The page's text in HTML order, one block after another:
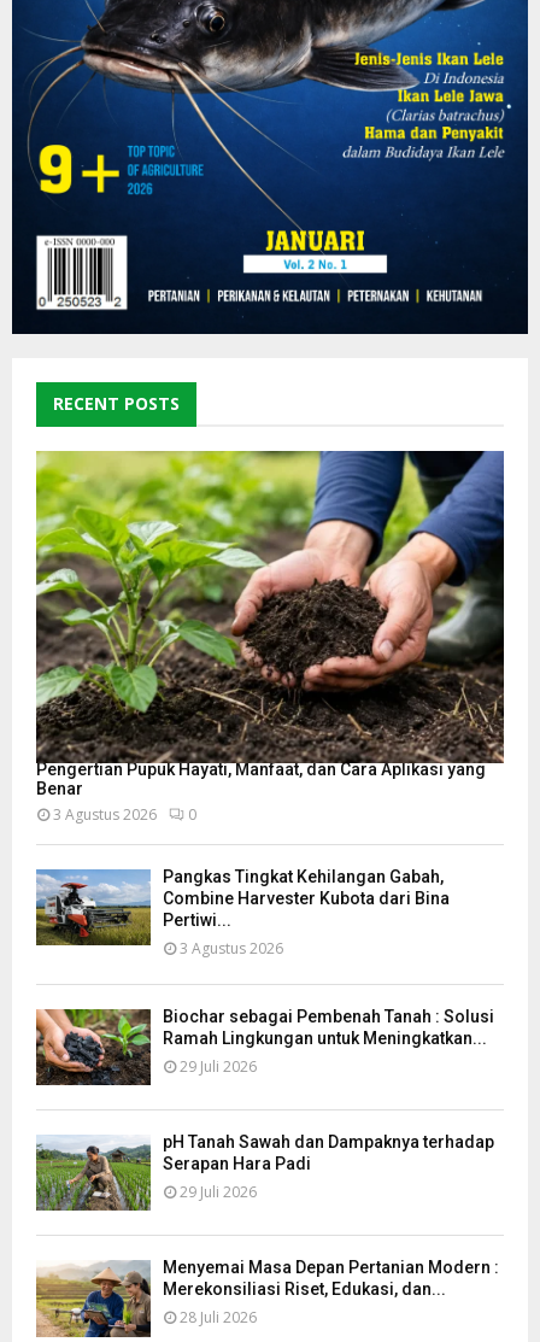
RECENT POSTS
Pengertian Pupuk Hayati, Manfaat, dan Cara Aplikasi yang
Benar
3 Agustus 2026 0
Pangkas Tingkat Kehilangan Gabah,
Combine Harvester Kubota dari Bina
Pertiwi...
3 Agustus 2026
Biochar sebagai Pembenah Tanah : Solusi
Ramah Lingkungan untuk Meningkatkan...
29 Juli 2026
pH Tanah Sawah dan Dampaknya terhadap
Serapan Hara Padi
29 Juli 2026
Menyemai Masa Depan Pertanian Modern :
Merekonsiliasi Riset, Edukasi, dan...
28 Juli 2026